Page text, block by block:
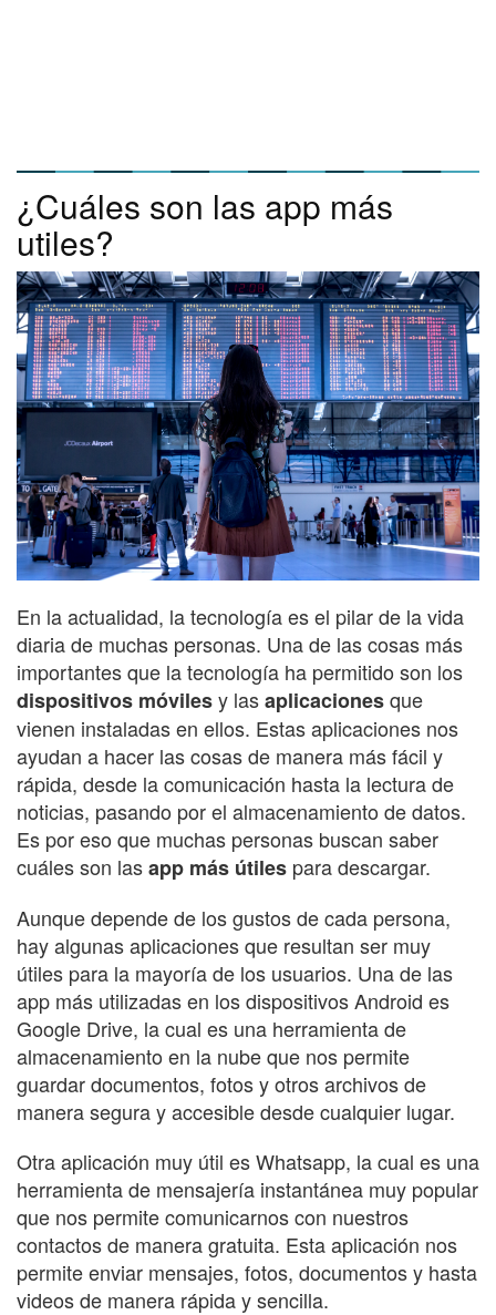
¿Cuáles son las app más
utiles?
En la actualidad, la tecnología es el pilar de la vida
diaria de muchas personas. Una de las cosas más
importantes que la tecnología ha permitido son los
dispositivos móvilesy lasaplicacionesque
vienen instaladas en ellos. Estas aplicaciones nos
ayudan a hacer las cosas de manera más fácil y
rápida, desde la comunicación hasta la lectura de
noticias, pasando por el almacenamiento de datos.
Es por eso que muchas personas buscan saber
cuáles son lasapp más útiles para descargar.
Aunque depende de los gustos de cada persona,
hay algunas aplicaciones que resultan ser muy
útiles para la mayoría de los usuarios. Una de las
app más utilizadas en los dispositivos Android es
Google Drive, la cual es una herramienta de
almacenamiento en la nube que nos permite
guardar documentos, fotos y otros archivos de
manera segura y accesible desde cualquier lugar.
Otra aplicación muy útil es Whatsapp, la cual es una
herramienta de mensajería instantánea muy popular
que nos permite comunicarnos con nuestros
contactos de manera gratuita. Esta aplicación nos
permite enviar mensajes, fotos, documentos y hasta
videos de manera rápida y sencilla.